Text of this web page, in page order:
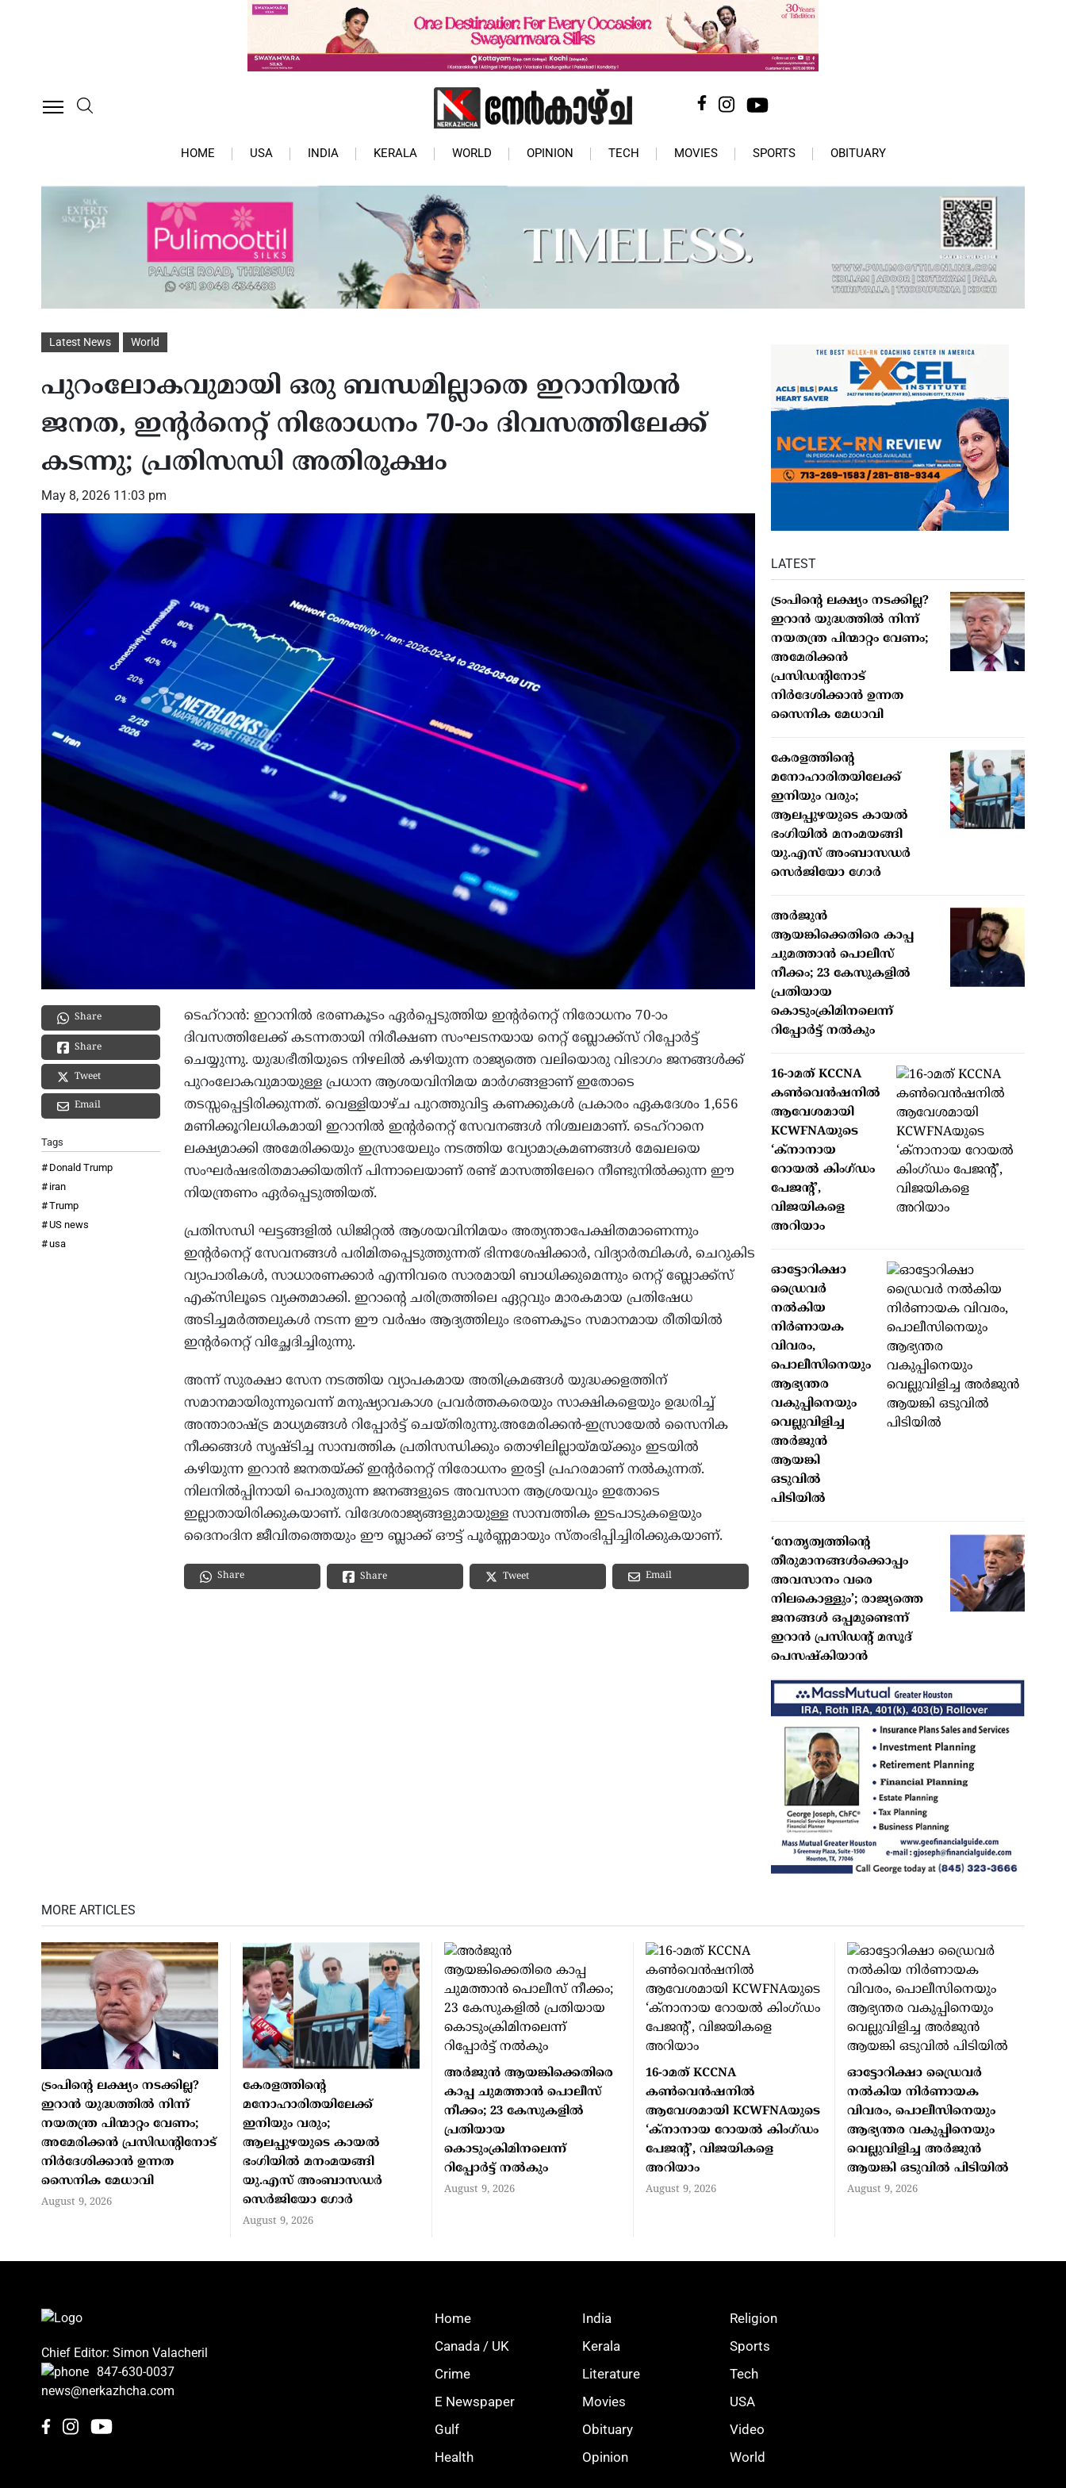
HOME USA INDIA KERALA WORLD OPINION TECH MOVIES SPORTS OBITUARY
Latest News World
പുറംലോകവുമായി ഒരു ബന്ധമില്ലാതെ ഇറാനിയൻ
ജനത, ഇന്റർനെറ്റ് നിരോധനം 70-ാം ദിവസത്തിലേക്ക്
കടന്നു; പ്രതിസന്ധി അതിരൂക്ഷം
May 8, 2026 11:03 pm
Share
Share
Tweet
Email
Tags
Donald Trump
iran
Trump
US news
usa
ടെഹ്റാൻ: ഇറാനിൽ ഭരണകൂടം ഏർപ്പെടുത്തിയ ഇന്റർനെറ്റ് നിരോധനം 70-ാം
ദിവസത്തിലേക്ക് കടന്നതായി നിരീക്ഷണ സംഘടനയായ നെറ്റ് ബ്ലോക്ക്സ് റിപ്പോർട്ട്
ചെയ്യുന്നു. യുദ്ധഭീതിയുടെ നിഴലിൽ കഴിയുന്ന രാജ്യത്തെ വലിയൊരു വിഭാഗം ജനങ്ങൾക്ക്
പുറംലോകവുമായുള്ള പ്രധാന ആശയവിനിമയ മാർഗങ്ങളാണ് ഇതോടെ
തടസ്സപ്പെട്ടിരിക്കുന്നത്. വെള്ളിയാഴ്ച പുറത്തുവിട്ട കണക്കുകൾ പ്രകാരം ഏകദേശം 1,656
മണിക്കൂറിലധികമായി ഇറാനിൽ ഇന്റർനെറ്റ് സേവനങ്ങൾ നിശ്ചലമാണ്. ടെഹ്‌റാനെ
ലക്ഷ്യമാക്കി അമേരിക്കയും ഇസ്രായേലും നടത്തിയ വ്യോമാക്രമണങ്ങൾ മേഖലയെ
സംഘർഷഭരിതമാക്കിയതിന് പിന്നാലെയാണ് രണ്ട് മാസത്തിലേറെ നീണ്ടുനിൽക്കുന്ന ഈ
നിയന്ത്രണം ഏർപ്പെടുത്തിയത്.
പ്രതിസന്ധി ഘട്ടങ്ങളിൽ ഡിജിറ്റൽ ആശയവിനിമയം അത്യന്താപേക്ഷിതമാണെന്നും
ഇന്റർനെറ്റ് സേവനങ്ങൾ പരിമിതപ്പെടുത്തുന്നത് ഭിന്നശേഷിക്കാർ, വിദ്യാർത്ഥികൾ, ചെറുകിട
വ്യാപാരികൾ, സാധാരണക്കാർ എന്നിവരെ സാരമായി ബാധിക്കുമെന്നും നെറ്റ് ബ്ലോക്ക്സ്
എക്സിലൂടെ വ്യക്തമാക്കി. ഇറാന്റെ ചരിത്രത്തിലെ ഏറ്റവും മാരകമായ പ്രതിഷേധ
അടിച്ചമർത്തലുകൾ നടന്ന ഈ വർഷം ആദ്യത്തിലും ഭരണകൂടം സമാനമായ രീതിയിൽ
ഇന്റർനെറ്റ് വിച്ഛേദിച്ചിരുന്നു.
അന്ന് സുരക്ഷാ സേന നടത്തിയ വ്യാപകമായ അതിക്രമങ്ങൾ യുദ്ധക്കളത്തിന്
സമാനമായിരുന്നുവെന്ന് മനുഷ്യാവകാശ പ്രവർത്തകരെയും സാക്ഷികളെയും ഉദ്ധരിച്ച്
അന്താരാഷ്ട്ര മാധ്യമങ്ങൾ റിപ്പോർട്ട് ചെയ്തിരുന്നു.അമേരിക്കൻ-ഇസ്രായേൽ സൈനിക
നീക്കങ്ങൾ സൃഷ്ടിച്ച സാമ്പത്തിക പ്രതിസന്ധിക്കും തൊഴിലില്ലായ്മയ്ക്കും ഇടയിൽ
കഴിയുന്ന ഇറാൻ ജനതയ്ക്ക് ഇന്റർനെറ്റ് നിരോധനം ഇരട്ടി പ്രഹരമാണ് നൽകുന്നത്.
നിലനിൽപ്പിനായി പൊരുതുന്ന ജനങ്ങളുടെ അവസാന ആശ്രയവും ഇതോടെ
ഇല്ലാതായിരിക്കുകയാണ്. വിദേശരാജ്യങ്ങളുമായുള്ള സാമ്പത്തിക ഇടപാടുകളെയും
ദൈനംദിന ജീവിതത്തെയും ഈ ബ്ലാക്ക് ഔട്ട് പൂർണ്ണമായും സ്തംഭിപ്പിച്ചിരിക്കുകയാണ്.
Share Share Tweet Email
LATEST
ട്രംപിൻ്റെ ലക്ഷ്യം നടക്കില്ല?
ഇറാൻ യുദ്ധത്തിൽ നിന്ന്
നയതന്ത്ര പിന്മാറ്റം വേണം;
അമേരിക്കൻ
പ്രസിഡന്റിനോട്
നിർദേശിക്കാൻ ഉന്നത
സൈനിക മേധാവി
കേരളത്തിന്റെ
മനോഹാരിതയിലേക്ക്
ഇനിയും വരും;
ആലപ്പുഴയുടെ കായൽ
ഭംഗിയിൽ മനംമയങ്ങി
യു.എസ് അംബാസഡർ
സെർജിയോ ഗോർ
അർജുൻ
ആയങ്കിക്കെതിരെ കാപ്പ
ചുമത്താൻ പൊലീസ്
നീക്കം; 23 കേസുകളിൽ
പ്രതിയായ
കൊടുംക്രിമിനലെന്ന്
റിപ്പോർട്ട് നൽകും
16-ാമത് KCCNA
കൺവെൻഷനിൽ
ആവേശമായി
KCWFNAയുടെ
‘ക്നാനായ
റോയൽ കിംഗ്ഡം
പേജന്റ്’,
വിജയികളെ
അറിയാം
ഓട്ടോറിക്ഷാ
ഡ്രൈവർ
നൽകിയ
നിർണായക
വിവരം,
പൊലീസിനെയും
ആഭ്യന്തര
വകുപ്പിനെയും
വെല്ലുവിളിച്ച
അർജുൻ
ആയങ്കി
ഒടുവിൽ
പിടിയിൽ
‘നേതൃത്വത്തിന്റെ
തീരുമാനങ്ങൾക്കൊപ്പം
അവസാനം വരെ
നിലകൊള്ളും’; രാജ്യത്തെ
ജനങ്ങൾ ഒപ്പമുണ്ടെന്ന്
ഇറാൻ പ്രസിഡന്റ് മസൂദ്
പെസഷ്കിയാൻ
MORE ARTICLES
ട്രംപിൻ്റെ ലക്ഷ്യം നടക്കില്ല?
ഇറാൻ യുദ്ധത്തിൽ നിന്ന്
നയതന്ത്ര പിന്മാറ്റം വേണം;
അമേരിക്കൻ പ്രസിഡന്റിനോട്
നിർദേശിക്കാൻ ഉന്നത
സൈനിക മേധാവി
August 9, 2026
കേരളത്തിന്റെ
മനോഹാരിതയിലേക്ക്
ഇനിയും വരും;
ആലപ്പുഴയുടെ കായൽ
ഭംഗിയിൽ മനംമയങ്ങി
യു.എസ് അംബാസഡർ
സെർജിയോ ഗോർ
August 9, 2026
അർജുൻ ആയങ്കിക്കെതിരെ
കാപ്പ ചുമത്താൻ പൊലീസ്
നീക്കം; 23 കേസുകളിൽ
പ്രതിയായ
കൊടുംക്രിമിനലെന്ന്
റിപ്പോർട്ട് നൽകും
August 9, 2026
16-ാമത് KCCNA
കൺവെൻഷനിൽ
ആവേശമായി KCWFNAയുടെ
‘ക്നാനായ റോയൽ കിംഗ്ഡം
പേജന്റ്’, വിജയികളെ
അറിയാം
August 9, 2026
ഓട്ടോറിക്ഷാ ഡ്രൈവർ
നൽകിയ നിർണായക
വിവരം, പൊലീസിനെയും
ആഭ്യന്തര വകുപ്പിനെയും
വെല്ലുവിളിച്ച അർജുൻ
ആയങ്കി ഒടുവിൽ പിടിയിൽ
August 9, 2026
Chief Editor: Simon Valacheril
847-630-0037
news@nerkazhcha.com
Home
Canada / UK
Crime
E Newspaper
Gulf
Health
India
Kerala
Literature
Movies
Obituary
Opinion
Religion
Sports
Tech
USA
Video
World